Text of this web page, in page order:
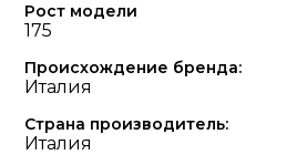
Рост модели
175
Происхождение бренда:
Италия
Страна производитель:
Италия